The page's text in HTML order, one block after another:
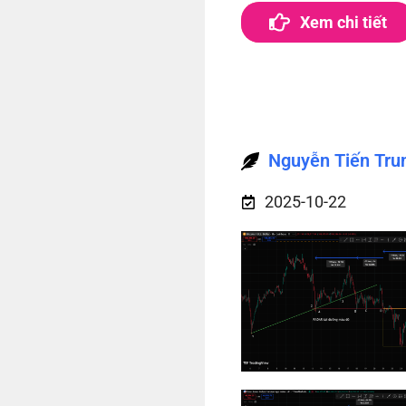
Xem chi tiết
Nguyễn Tiến
2025-10-22